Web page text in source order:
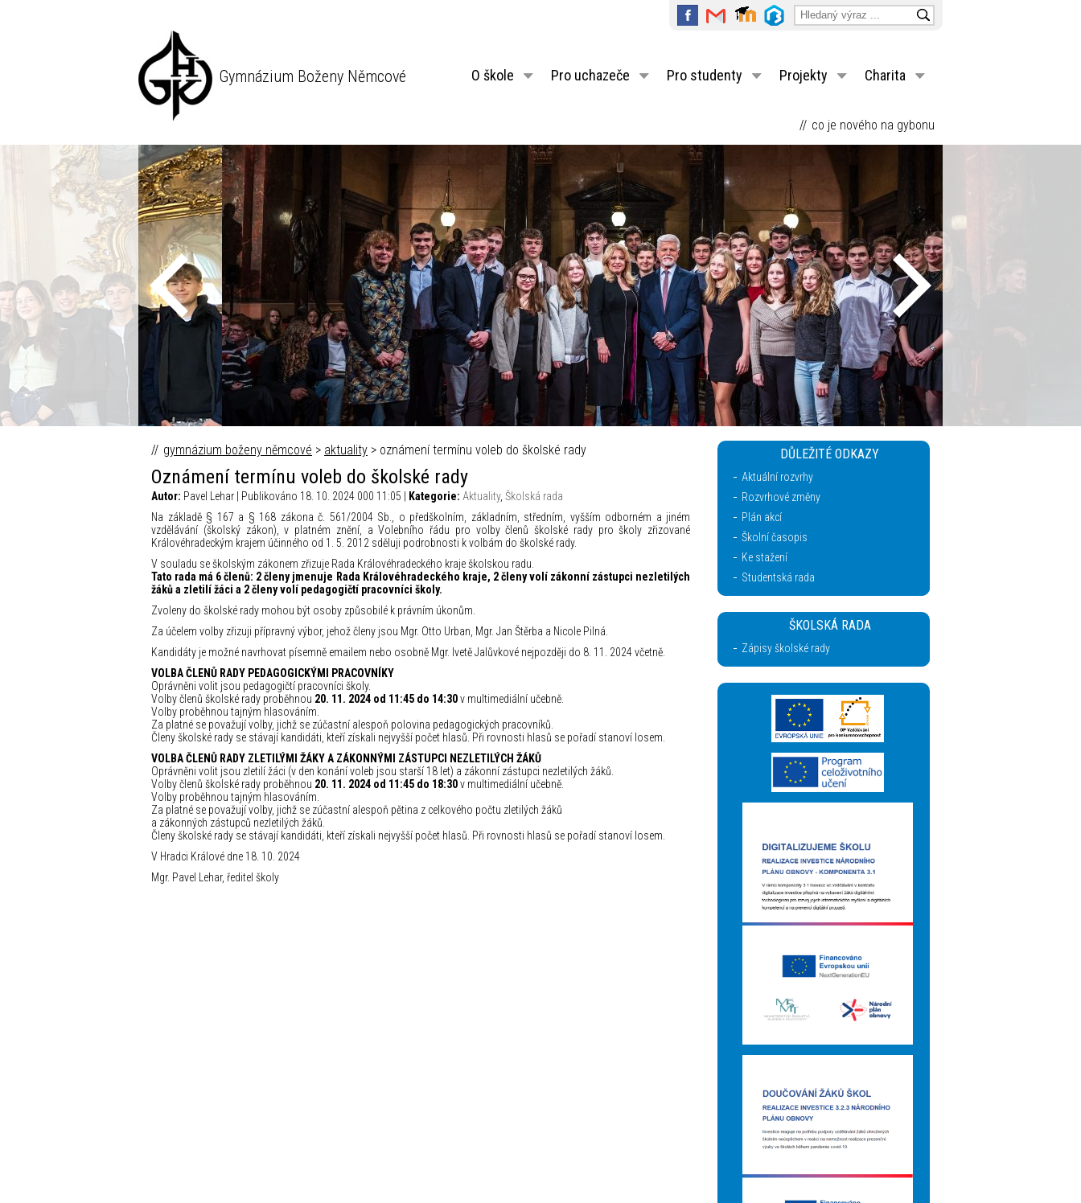
Gymnázium Boženy Němcové O škole Pro uchazeče Pro studenty Projekty Charita
co je nového na gybonu
Fokus Václava Moravce © Česká televize – Autor_ Mikuláš Křepelka
gymnázium boženy němcové > aktuality > oznámení termínu voleb do školské rady
Oznámení termínu voleb do školské rady
Autor: Pavel Lehar | Publikováno 18. 10. 2024 000 11:05 | Kategorie: Aktuality, Školská rada
Na základě § 167 a § 168 zákona č. 561/2004 Sb., o předškolním, základním, středním, vyšším odborném a jiném
vzdělávání (školský zákon), v platném znění, a Volebního řádu pro volby členů školské rady pro školy zřizované
Královéhradeckým krajem účinného od 1. 5. 2012 sděluji podrobnosti k volbám do školské rady.
V souladu se školským zákonem zřizuje Rada Královéhradeckého kraje školskou radu.
Tato rada má 6 členů: 2 členy jmenuje Rada Královéhradeckého kraje, 2 členy volí zákonní zástupci nezletilých
žáků a zletilí žáci a 2 členy volí pedagogičtí pracovníci školy.
Zvoleny do školské rady mohou být osoby způsobilé k právním úkonům.
Za účelem volby zřizuji přípravný výbor, jehož členy jsou Mgr. Otto Urban, Mgr. Jan Štěrba a Nicole Pilná.
Kandidáty je možné navrhovat písemně emailem nebo osobně Mgr. Ivetě Jalůvkové nejpozději do 8. 11. 2024 včetně.
VOLBA ČLENŮ RADY PEDAGOGICKÝMI PRACOVNÍKY
Oprávněni volit jsou pedagogičtí pracovníci školy.
Volby členů školské rady proběhnou 20. 11. 2024 od 11:45 do 14:30v multimediální učebně.
Volby proběhnou tajným hlasováním.
Za platné se považují volby, jichž se zúčastní alespoň polovina pedagogických pracovníků.
Členy školské rady se stávají kandidáti, kteří získali nejvyšší počet hlasů. Při rovnosti hlasů se pořadí stanoví losem.
VOLBA ČLENŮ RADY ZLETILÝMI ŽÁKY A ZÁKONNÝMI ZÁSTUPCI NEZLETILÝCH ŽÁKŮ
Oprávněni volit jsou zletilí žáci (v den konání voleb jsou starší 18 let) a zákonní zástupci nezletilých žáků.
Volby členů školské rady proběhnou 20. 11. 2024 od 11:45 do 18:30v multimediální učebně.
Volby proběhnou tajným hlasováním.
Za platné se považují volby, jichž se zúčastní alespoň pětina z celkového počtu zletilých žáků
a zákonných zástupců nezletilých žáků.
Členy školské rady se stávají kandidáti, kteří získali nejvyšší počet hlasů. Při rovnosti hlasů se pořadí stanoví losem.
V Hradci Králové dne 18. 10. 2024
Mgr. Pavel Lehar, ředitel školy
DŮLEŽITÉ ODKAZY
Aktuální rozvrhy
Rozvrhové změny
Plán akcí
Školní časopis
Ke stažení
Studentská rada
ŠKOLSKÁ RADA
Zápisy školské rady